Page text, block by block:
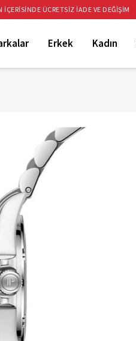
ÜCRETSİZ İADE VE DEĞİŞİM
Erkek Kadın